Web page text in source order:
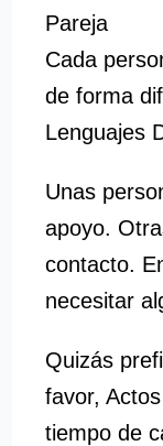
Pareja
Cada
de forma
Lenguajes
Unas
apoyo.
contacto.
necesitar
Quizás
favor,
tiempo de